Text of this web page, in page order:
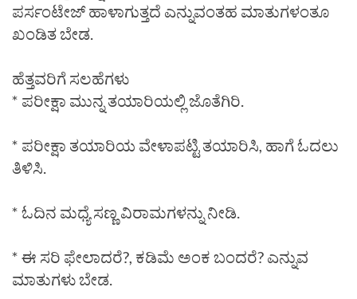
ಪರ್ಸಂಟೇಜ್ ಹಾಳಾಗುತ್ತದೆ ಎನ್ನುವಂತಹ ಮಾತುಗಳಂತೂ
ಖಂಡಿತ ಬೇಡ.
ಹೆತ್ತವರಿಗೆ ಸಲಹೆಗಳು
* ಪರೀಕ್ಷಾ ಮುನ್ನ ತಯಾರಿಯಲ್ಲಿ ಜೊತೆಗಿರಿ.
* ಪರೀಕ್ಷಾ ತಯಾರಿಯ ವೇಳಾಪಟ್ಟಿ ತಯಾರಿಸಿ, ಹಾಗೆ ಓದಲು
ತಿಳಿಸಿ.
* ಓದಿನ ಮಧ್ಯೆ ಸಣ್ಣ ವಿರಾಮಗಳನ್ನು ನೀಡಿ.
* ಈ ಸರಿ ಫೇಲಾದರೆ?, ಕಡಿಮೆ ಅಂಕ ಬಂದರೆ? ಎನ್ನುವ
ಮಾತುಗಳು ಬೇಡ.